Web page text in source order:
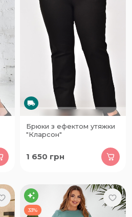
Брюки з ефектом утяжки
"Кларсон"
1 650 грн
33%